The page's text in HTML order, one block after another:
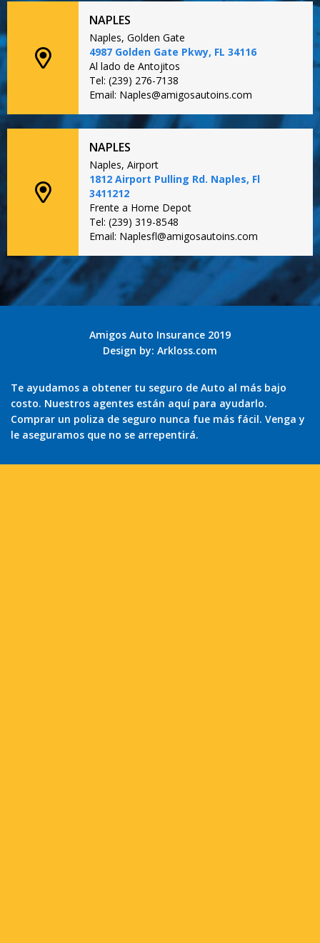
NAPLES
Naples, Golden Gate
4987 Golden Gate Pkwy, FL 34116
Al lado de Antojitos
Tel: (239) 276-7138
Email: Naples@amigosautoins.com
NAPLES
Naples, Airport
1812 Airport Pulling Rd. Naples, Fl
3411212
Frente a Home Depot
Tel: (239) 319-8548
Email: Naplesfl@amigosautoins.com
Amigos Auto Insurance 2019
Design by: Arkloss.com
Te ayudamos a obtener tu seguro de Auto al más bajo
costo. Nuestros agentes están aquí para ayudarlo.
Comprar un poliza de seguro nunca fue más fácil. Venga y
le aseguramos que no se arrepentirá.